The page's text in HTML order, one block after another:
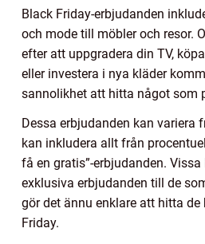
Black Friday-erbjudanden
och mode till möbler och resor.
efter att uppgradera din TV,
eller investera i nya kläder
sannolikhet att hitta något som
Dessa erbjudanden kan variera
kan inkludera allt från
få en gratis”-erbjudanden.
exklusiva erbjudanden till de
gör det ännu enklare att hitta
Friday.